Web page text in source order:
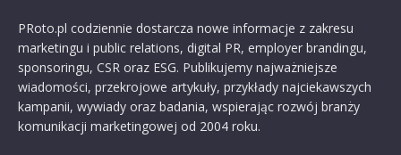
PRoto.pl codziennie dostarcza nowe informacje z zakresu
marketingu i public relations, digital PR, employer brandingu,
sponsoringu, CSR oraz ESG. Publikujemy najważniejsze
wiadomości, przekrojowe artykuły, przykłady najciekawszych
kampanii, wywiady oraz badania, wspierając rozwój branży
komunikacji marketingowej od 2004 roku.